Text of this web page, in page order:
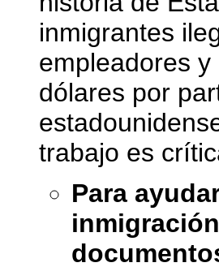
inmigrantes
empleadores
dólares por
trabajo es
Para